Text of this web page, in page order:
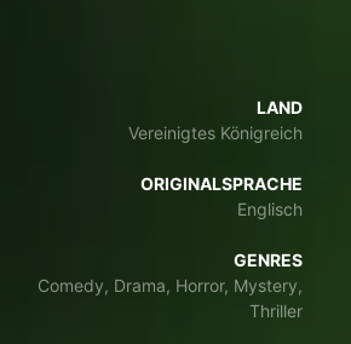
LAND
Vereinigtes Königreich
ORIGINALSPRACHE
Englisch
GENRES
Comedy, Drama, Horror, Mystery,
Thriller